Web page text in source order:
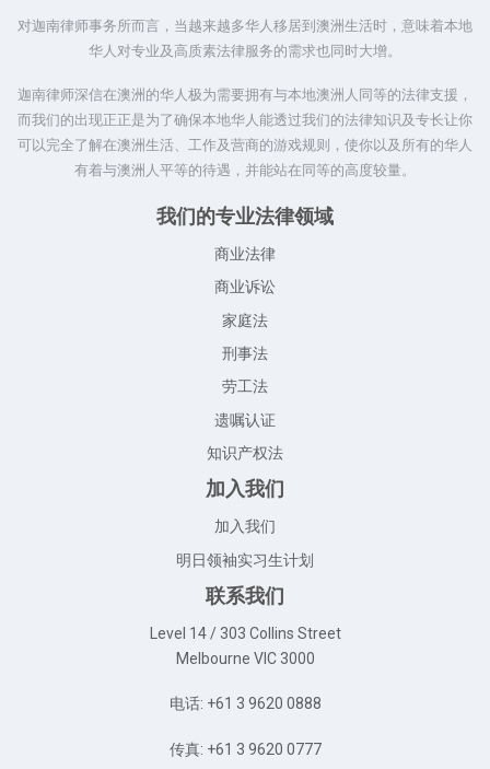
对迦南律师事务所而言，当越来越多华人移居到澳洲生活时，意味着本地
华人对专业及高质素法律服务的需求也同时大增。
迦南律师深信在澳洲的华人极为需要拥有与本地澳洲人同等的法律支援，
而我们的出现正正是为了确保本地华人能透过我们的法律知识及专长让你
可以完全了解在澳洲生活、工作及营商的游戏规则，使你以及所有的华人
有着与澳洲人平等的待遇，并能站在同等的高度较量。
我们的专业法律领域
商业法律
商业诉讼
家庭法
刑事法
劳工法
遗嘱认证
知识产权法
加入我们
加入我们
明日领袖实习生计划
联系我们
Level 14 / 303 Collins Street
Melbourne VIC 3000
电话: +61 3 9620 0888
传真: +61 3 9620 0777